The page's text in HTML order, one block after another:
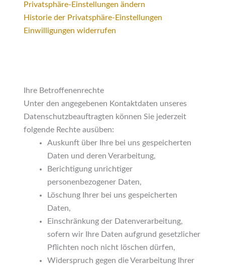
Privatsphäre-Einstellungen ändern
Historie der Privatsphäre-Einstellungen
Einwilligungen widerrufen
Ihre Betroffenenrechte
Unter den angegebenen Kontaktdaten unseres
Datenschutzbeauftragten können Sie jederzeit
folgende Rechte ausüben:
Auskunft über Ihre bei uns gespeicherten
Daten und deren Verarbeitung,
Berichtigung unrichtiger
personenbezogener Daten,
Löschung Ihrer bei uns gespeicherten
Daten,
Einschränkung der Datenverarbeitung,
sofern wir Ihre Daten aufgrund gesetzlicher
Pflichten noch nicht löschen dürfen,
Widerspruch gegen die Verarbeitung Ihrer